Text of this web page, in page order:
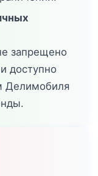
запрещено
доступно
Делимобиля